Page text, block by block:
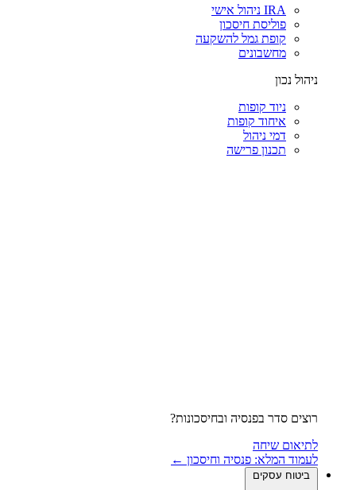
IRA ניהול אישי
פוליסת חיסכון
קופת גמל להשקעה
מחשבונים
ניהול נכון
ניוד קופות
איחוד קופות
דמי ניהול
תכנון פרישה
רוצים סדר בפנסיה ובחיסכונות?
לתיאום שיחה
לעמוד המלא: פנסיה וחיסכון ←
ביטוח עסקים